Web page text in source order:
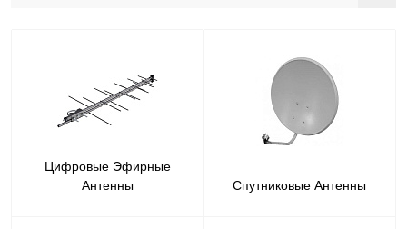
Цифровые Эфирные
Антенны
Спутниковые Антенны